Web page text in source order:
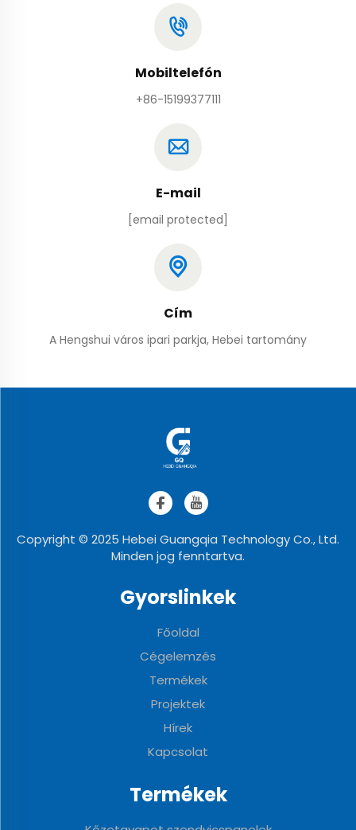
Mobiltelefón
+86-15199377111
E-mail
[email protected]
Cím
A Hengshui város ipari parkja, Hebei tartomány
Copyright © 2025 Hebei Guangqia Technology Co., Ltd.
Minden jog fenntartva.
Gyorslinkek
Főoldal
Cégelemzés
Termékek
Projektek
Hírek
Kapcsolat
Termékek